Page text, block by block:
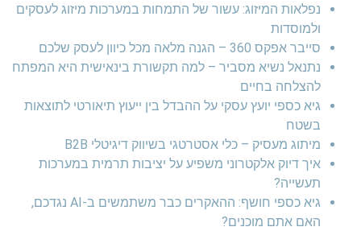
נפלאות המיזוג: עשור של התמחות במערכות מיזוג לעסקים
ולמוסדות
סייבר אפקס 360 – הגנה מלאה מכל כיוון לעסק שלכם
נתנאל נשיא מסביר – למה תקשורת בינאישית היא המפתח
להצלחה בחיים
גיא כספי יועץ עסקי על ההבדל בין ייעוץ תיאורטי לתוצאות
בשטח
מיתוג מעסיק – כלי אסטרטגי בשיווק דיגיטלי B2B
איך דיוק אלקטרוני משפיע על יציבות תרמית במערכות
תעשייה?
גיא כספי חושף: ההאקרים כבר משתמשים ב-AI נגדכם,
האם אתם מוכנים?